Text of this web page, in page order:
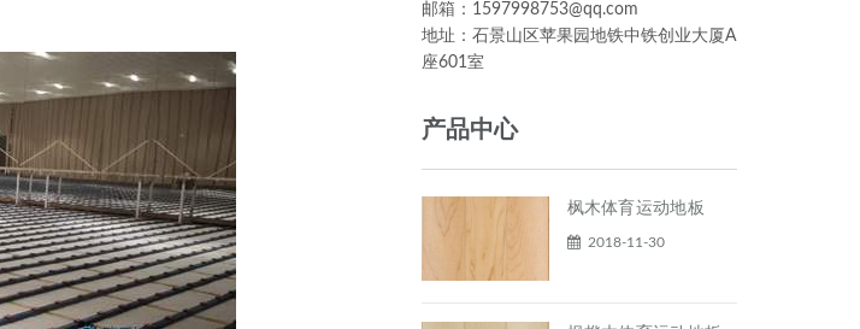
邮箱：1597998753@qq.com
地址：石景山区苹果园地铁中铁创业大厦A
座601室
产品中心
枫木体育运动地板
2018-11-30